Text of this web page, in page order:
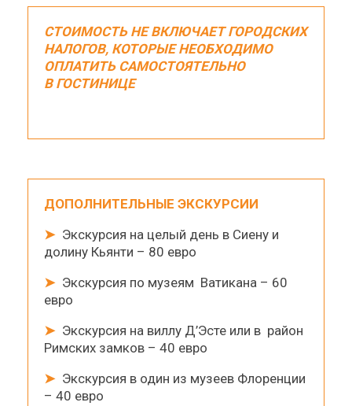
СТОИМОСТЬ НЕ ВКЛЮЧАЕТ ГОРОДСКИХ
НАЛОГОВ, КОТОРЫЕ НЕОБХОДИМО
ОПЛАТИТЬ САМОСТОЯТЕЛЬНО
В ГОСТИНИЦЕ
ДОПОЛНИТЕЛЬНЫЕ ЭКСКУРСИИ
➤Экскурсия на целый день в Сиену и
долину Кьянти – 80 евро
➤Экскурсия по музеям Ватикана – 60
евро
➤Экскурсия на виллу Д’Эсте или в район
Римских замков – 40 евро
➤Экскурсия в один из музеев Флоренции
– 40 евро